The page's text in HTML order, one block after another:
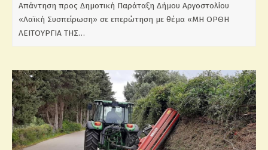
Απάντηση προς Δημοτική Παράταξη Δήμου Αργοστολίου
«Λαϊκή Συσπείρωση» σε επερώτηση με θέμα «ΜΗ ΟΡΘΗ
ΛΕΙΤΟΥΡΓΙΑ ΤΗΣ…